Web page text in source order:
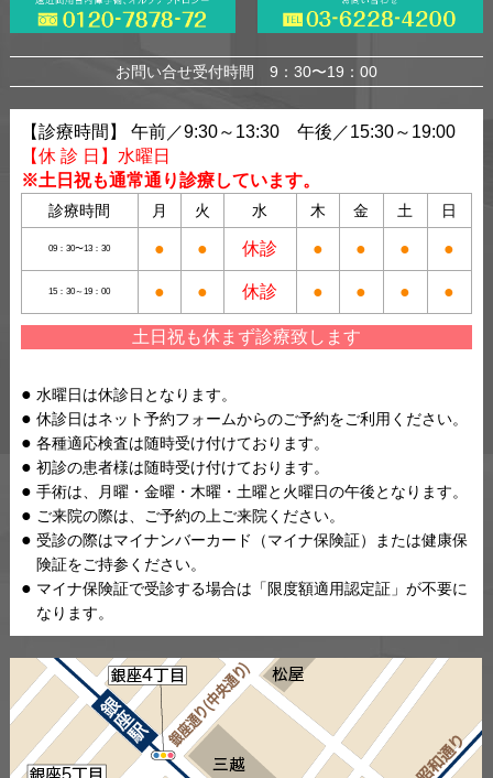
お問い合せ受付時間 9：30〜19：00
【診療時間】 午前／9:30～13:30 午後／15:30～19:00
【休 診 日】水曜日
※土日祝も通常通り診療しています。
診療時間 月 火 水 木 金 土 日
09：30〜13：30 ● ● 休診 ● ● ● ●
15：30～19：00 ● ● 休診 ● ● ● ●
土日祝も休まず診療致します
水曜日は休診日となります。
休診日はネット予約フォームからのご予約をご利用ください。
各種適応検査は随時受け付けております。
初診の患者様は随時受け付けております。
手術は、月曜・金曜・木曜・土曜と火曜日の午後となります。
ご来院の際は、ご予約の上ご来院ください。
受診の際はマイナンバーカード（マイナ保険証）または健康保
険証をご持参ください。
マイナ保険証で受診する場合は「限度額適用認定証」が不要に
なります。